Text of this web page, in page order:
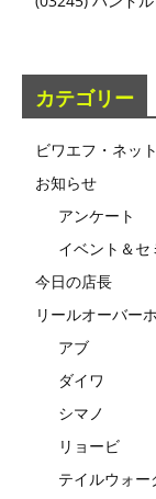
カテゴリー
ビワエフ・ネッ
お知らせ
アンケート
イベント＆セ
今日の店長
リールオーバー
アブ
ダイワ
シマノ
リョービ
テイルウォー